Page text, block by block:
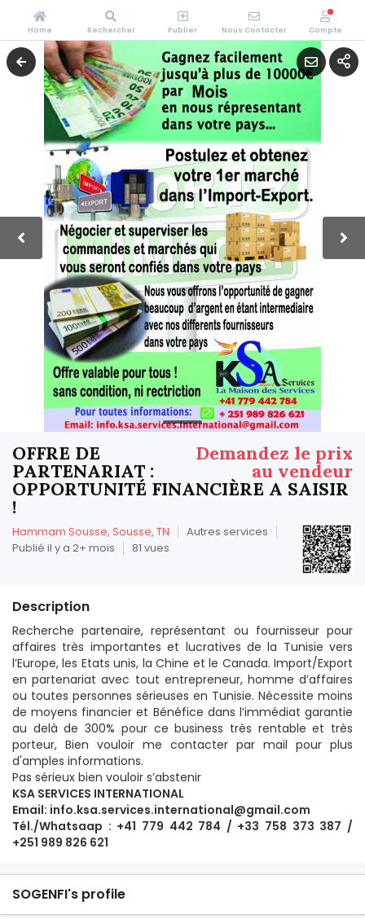
Demandez le prix
au vendeur
OFFRE DE
PARTENARIAT :
OPPORTUNITÉ FINANCIÈRE A SAISIR
!
Hammam Sousse, Sousse, TN
Autres services
Publié il y a 2+ mois
81 vues
Description
Recherche partenaire, représentant ou fournisseur pour
affaires très importantes et lucratives de la Tunisie vers
l’Europe, les Etats unis, la Chine et le Canada. Import/Export
en partenariat avec tout entrepreneur, homme d’affaires
ou toutes personnes sérieuses en Tunisie. Nécessite moins
de moyens financier et Bénéfice dans l’immédiat garantie
au delà de 300% pour ce business très rentable et très
porteur, Bien vouloir me contacter par mail pour plus
d'amples informations.
Pas sérieux bien vouloir s’abstenir
KSA SERVICES INTERNATIONAL
Email: info.ksa.services.international@gmail.com
Tél./Whatsaap : +41 779 442 784 / +33 758 373 387 /
+251 989 826 621
SOGENFI's profile
Home Rechercher Publier Nous Contacter Compte